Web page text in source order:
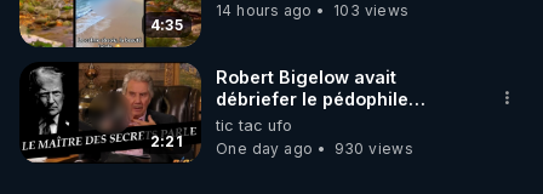
4:35
14 hours ago
103 views
2:21
Robert Bigelow avait
débriefer le pédophile
génocidaire de donald j
trump
tic tac ufo
One day ago
930 views